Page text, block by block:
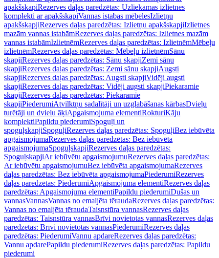
apakšskapiRezerves daļas paredzētas: Uzliekamas izlietnes
komplekti ar apakšskapiVannas istabas mēbelesIzlietņu
apakšskapjiRezerves daļas paredzētas: Izlietņu apakšskapjiIzlietnes
mazām vannas istabāmRezerves daļas paredzētas: Izlietnes mazām
vannas istabāmIzlietnēmRezerves daļas paredzētas: IzlietnēmMēbeļu
izlietnēmRezerves daļas paredzētas: Mēbeļu izlietnēmSānu
skapjiRezerves daļas paredzētas: Sānu skapjiZemi sānu
skapjiRezerves daļas paredzētas: Zemi sānu skapjiAugsti
skapjiRezerves daļas paredzētas: Augsti skapjiVidēji augsti
skapjiRezerves daļas paredzētas: Vidēji augsti skapjiPiekaramie
skapjiRezerves daļas paredzētas: Piekaramie
skapjiPiederumiAtvilktņu sadalītāji un uzglabāšanas kārbasDvieļu
turētāji un dvieļu āķiApgaismojuma elementiRokturiKāju
komplektiPapildu piederumiSpoguļi un
spoguļskapjiSpoguļiRezerves daļas paredzētas: SpoguļiBez iebūvēta
apgaismojumaRezerves daļas paredzētas: Bez iebūvēta
apgaismojumaSpoguļskapjiRezerves daļas paredzētas:
SpoguļskapjiAr iebūvētu apgaismojumuRezerves daļas paredzētas:
Ar iebūvētu apgaismojumuBez iebūvēta apgaismojumaRezerves
daļas paredzētas: Bez iebūvēta apgaismojumaPiederumiRezerves
daļas paredzētas: PiederumiApgaismojuma elementiRezerves daļas
paredzētas: Apgaismojuma elementiPapildu piederumiDušas un
vannasVannasVannas no emaljēta tēraudaRezerves daļas paredzētas:
Vannas no emaljēta tēraudaTaisnstūra vannasRezerves daļas
paredzētas: Taisnstūra vannasBrīvi novietotas vannasRezerves daļas
paredzētas: Brīvi novietotas vannasPiederumiRezerves daļas
paredzētas: PiederumiVannu apdareRezerves daļas paredzētas:
Vannu apdarePapildu piederumiRezerves daļas paredzētas: Papildu
piederumi